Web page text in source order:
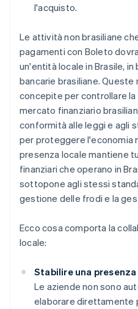
l'acquisto.
Le attività non brasiliane
pagamenti con Boleto
un'entità locale in Brasile,
bancarie brasiliane.
concepite per controllare
mercato finanziario
conformità alle leggi e agli
per proteggere l'economia
presenza locale mantiene
finanziari che operano in
sottopone agli stessi
gestione delle frodi e la
Ecco cosa comporta la
locale:
Stabilire una
Le aziende non sono
elaborare direttamente